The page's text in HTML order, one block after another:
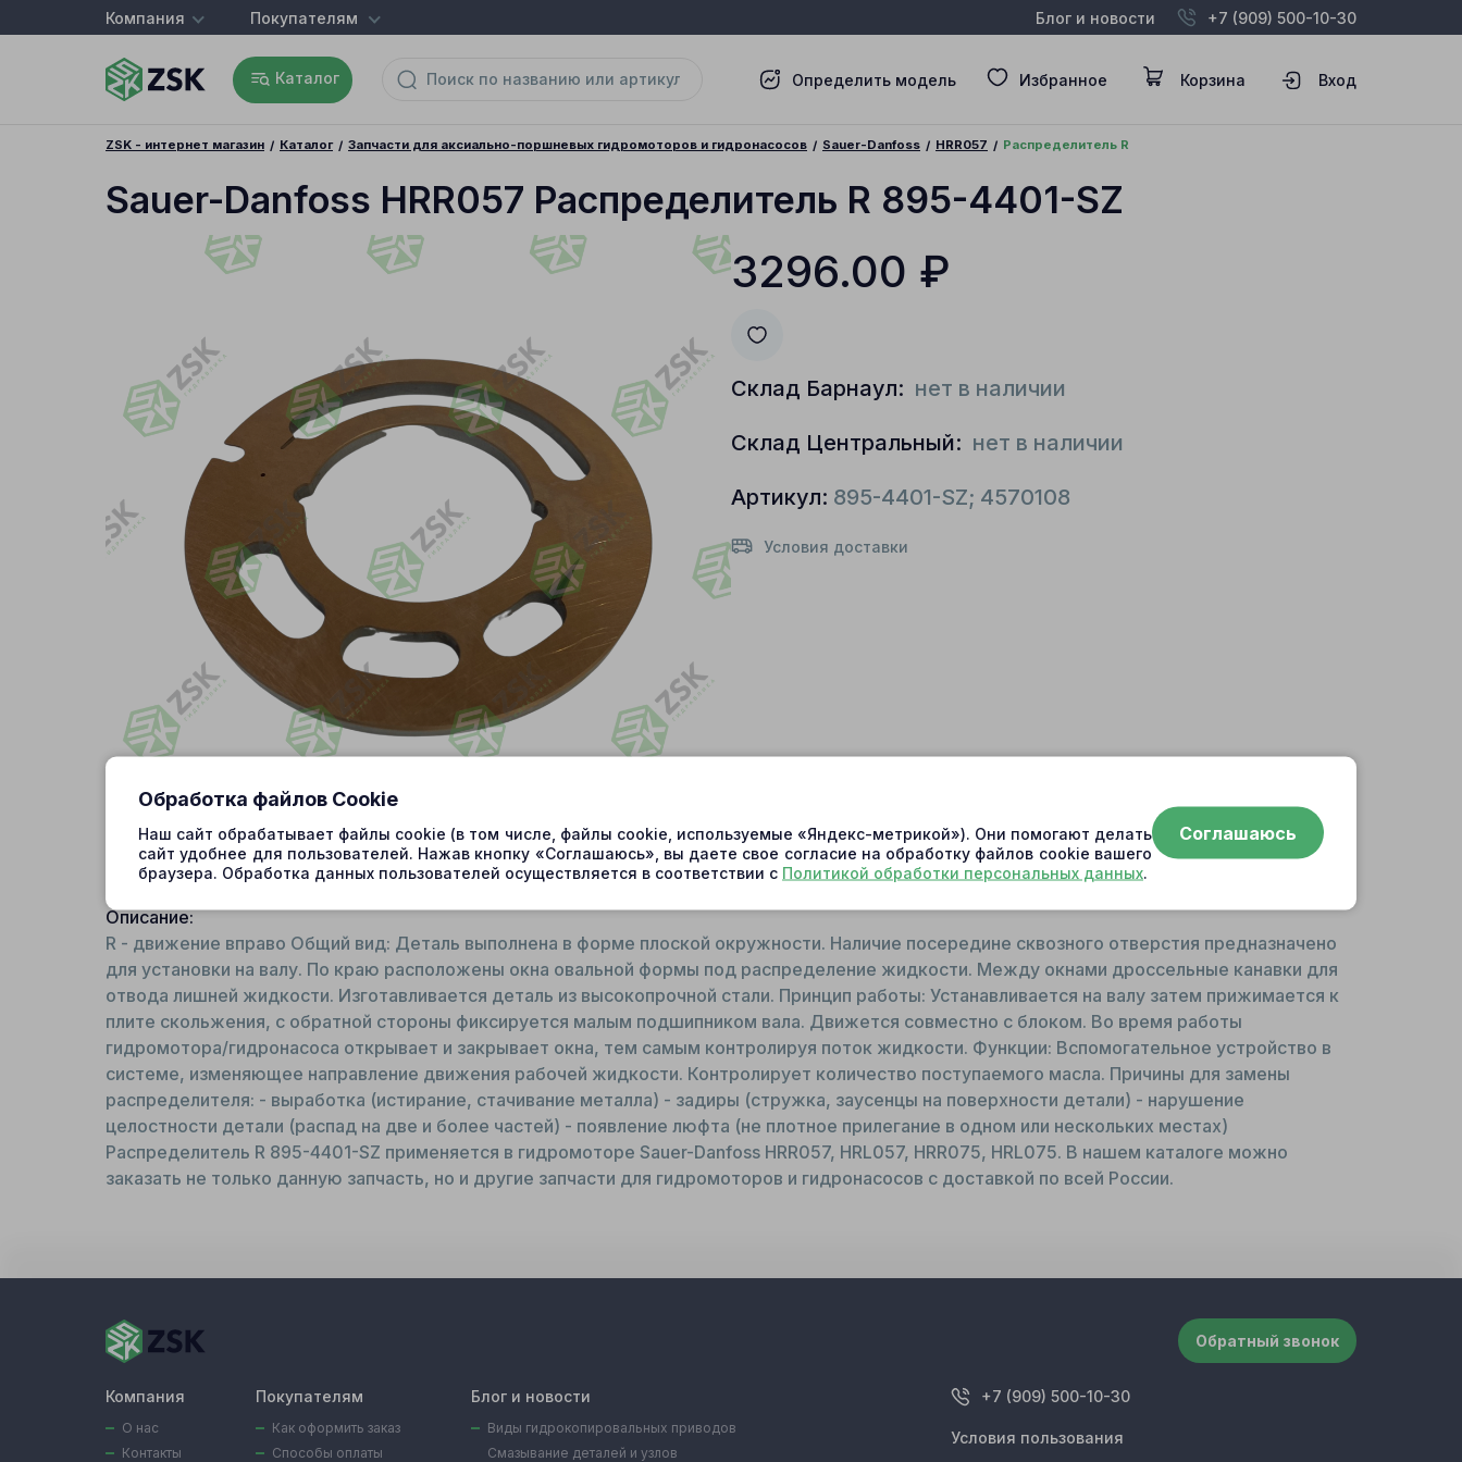
Компания Покупателям Блог и новости +7 (909) 500-10-30
Каталог Определить модель Избранное Корзина Вход
ZSK - интернет магазин Каталог Запчасти для аксиально-поршневых гидромоторов и гидронасосов Sauer-Danfoss HRR057 Распределитель R
Sauer-Danfoss HRR057 Распределитель R 895-4401-SZ
3296.00 ₽
Склад Барнаул: нет в наличии
Склад Центральный: нет в наличии
Артикул: 895-4401-SZ; 4570108
Условия доставки
Описание:
R - движение вправо Общий вид: Деталь выполнена в форме плоской окружности. Наличие посередине сквозного отверстия предназначено
для установки на валу. По краю расположены окна овальной формы под распределение жидкости. Между окнами дроссельные канавки для
отвода лишней жидкости. Изготавливается деталь из высокопрочной стали. Принцип работы: Устанавливается на валу затем прижимается к
плите скольжения, с обратной стороны фиксируется малым подшипником вала. Движется совместно с блоком. Во время работы
гидромотора/гидронасоса открывает и закрывает окна, тем самым контролируя поток жидкости. Функции: Вспомогательное устройство в
системе, изменяющее направление движения рабочей жидкости. Контролирует количество поступаемого масла. Причины для замены
распределителя: - выработка (истирание, стачивание металла) - задиры (стружка, заусенцы на поверхности детали) - нарушение
целостности детали (распад на две и более частей) - появление люфта (не плотное прилегание в одном или нескольких местах)
Распределитель R 895-4401-SZ применяется в гидромоторе Sauer-Danfoss HRR057, HRL057, HRR075, HRL075. В нашем каталоге можно
заказать не только данную запчасть, но и другие запчасти для гидромоторов и гидронасосов с доставкой по всей России.
Обратный звонок
Компания
О нас
Контакты
Покупателям
Как оформить заказ
Способы оплаты
Блог и новости
Виды гидрокопировальных приводов
Смазывание деталей и узлов
+7 (909) 500-10-30
Условия пользования
Обработка файлов Cookie
Наш сайт обрабатывает файлы cookie (в том числе, файлы cookie, используемые «Яндекс-метрикой»). Они помогают делать
сайт удобнее для пользователей. Нажав кнопку «Соглашаюсь», вы даете свое согласие на обработку файлов cookie вашего
браузера. Обработка данных пользователей осуществляется в соответствии с Политикой обработки персональных данных
Соглашаюсь